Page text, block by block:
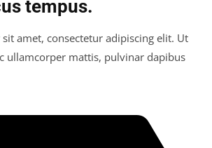
tempus.
amet, consectetur adipiscing elit. Ut
ullamcorper mattis, pulvinar dapibus